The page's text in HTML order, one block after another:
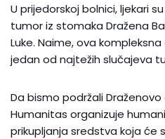
U prijedorskoj bolnici, ljekari
tumor iz stomaka Dražena
Luke. Naime, ova
jedan od najtežih slučajeva
Da bismo podržali Draženovo
Humanitas organizuje
prikupljanja sredstva koja će